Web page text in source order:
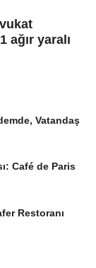
ağır yaralı
Vatandaş
Café de Paris
Restoranı